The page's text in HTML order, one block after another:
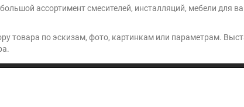
ассортимент смесителей, инсталляций, мебели для
товара по эскизам, фото, картинкам или параметрам.